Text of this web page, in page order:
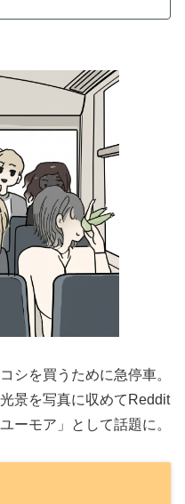
シを買うために急停車。
景を写真に収めてReddit
ーモア」として話題に。